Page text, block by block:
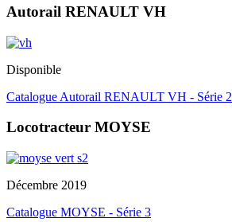
Autorail RENAULT VH
Disponible
Catalogue Autorail RENAULT VH - Série 2
Locotracteur MOYSE
Décembre 2019
Catalogue MOYSE - Série 3